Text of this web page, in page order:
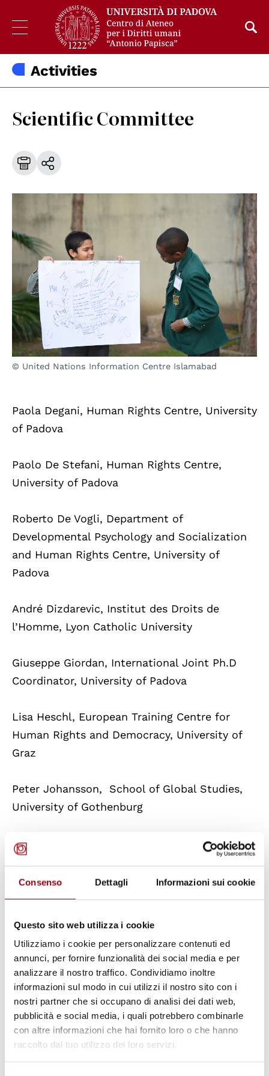
Consenso Dettagli Informazioni sui cookie
Questo sito web utilizza i cookie
Utilizziamo i cookie per personalizzare contenuti ed
annunci, per fornire funzionalità dei social media e per
analizzare il nostro traffico. Condividiamo inoltre
informazioni sul modo in cui utilizzi il nostro sito con i
nostri partner che si occupano di analisi dei dati web,
pubblicità e social media, i quali potrebbero combinarle
con altre informazioni che hai fornito loro o che hanno
raccolto dal tuo utilizzo dei loro servizi.
Activities
Scientific Committee
© United Nations Information Centre Islamabad
Paola Degani, Human Rights Centre, University
of Padova
Paolo De Stefani, Human Rights Centre,
University of Padova
Roberto De Vogli, Department of
Developmental Psychology and Socialization
and Human Rights Centre, University of
Padova
André Dizdarevic, Institut des Droits de
l’Homme, Lyon Catholic University
Giuseppe Giordan, International Joint Ph.D
Coordinator, University of Padova
Lisa Heschl, European Training Centre for
Human Rights and Democracy, University of
Graz
Peter Johansson, School of Global Studies,
University of Gothenburg
Bernadette Knauder, European Training Centre
for Human Rights and Democracy, University
of Graz
University of London
Marco Mascia, Human Rights Centre,
University of Padova
Gerd Oberleitner, UNESCO Chair in Human
Rights and Human Security, University of Graz